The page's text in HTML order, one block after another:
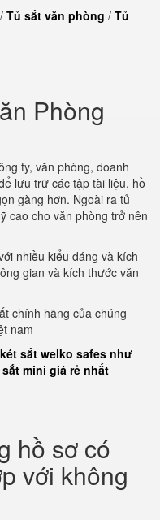
/ Tủ sắt văn phòng / Tủ
Phòng
ty, văn phòng, doanh
lưu trữ các tập tài liệu, hồ
gàng hơn. Ngoài ra tủ
cao cho văn phòng trở nên
nhiều kiểu dáng và kích
gian và kích thước văn
chính hãng của chúng
nam
sắt welko safes như
mini giá rẻ nhất
hồ sơ có
với không